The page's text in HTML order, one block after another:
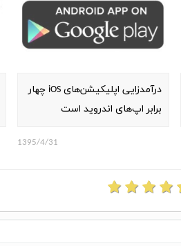
درآمدزایی اپلیکیشن‌های iOS چهار
برابر اپ‌های اندروید است
1395/4/31